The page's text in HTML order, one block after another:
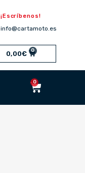
¡Escríbenos!
info@cartamoto.es
0,00€ 0Cart
0